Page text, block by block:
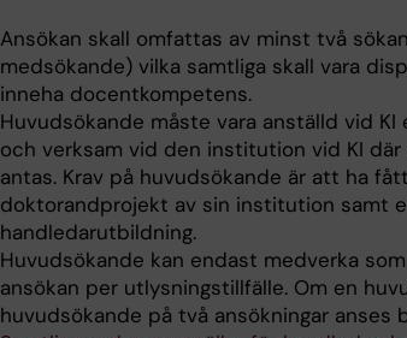
Ansökan skall omfattas av minst två
medsökande) vilka samtliga skall vara
inneha docentkompetens.
Huvudsökande måste vara anställd vid
och verksam vid den institution vid KI
antas. Krav på huvudsökande är att ha
doktorandprojekt av sin institution samt
handledarutbildning.
Huvudsökande kan endast medverka
ansökan per utlysningstillfälle. Om en
huvudsökande på två ansökningar anses